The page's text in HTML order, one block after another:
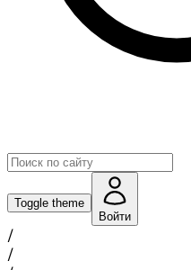
Toggle theme
Войти
/
/